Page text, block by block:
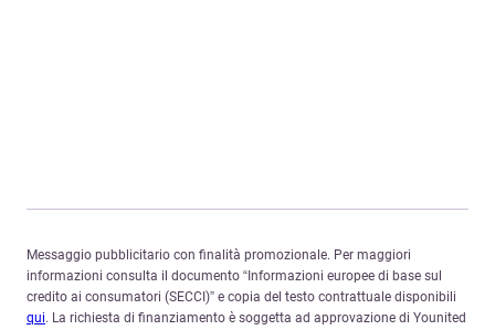
Messaggio pubblicitario con finalità promozionale. Per maggiori
informazioni consulta il documento “Informazioni europee di base sul
credito ai consumatori (SECCI)” e copia del testo contrattuale disponibili
qui. La richiesta di finanziamento è soggetta ad approvazione di Younited